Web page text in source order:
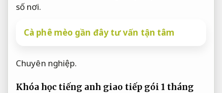
số nơi.
Cà phê mèo gần đây tư vấn tận tâm
Chuyên nghiệp.
Khóa học tiếng anh giao tiếp gói 1 tháng